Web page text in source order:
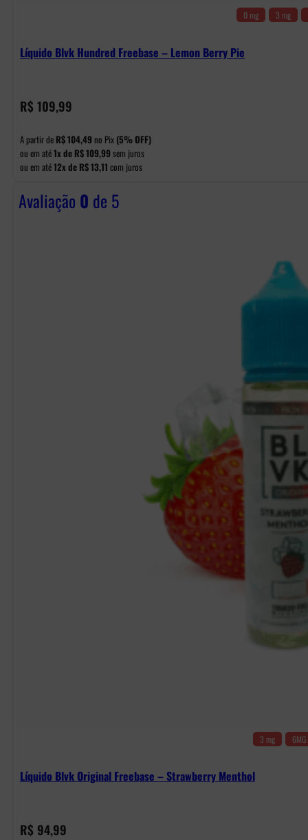
0 mg 3 mg
Líquido Blvk Hundred Freebase – Lemon Berry Pie
R$ 109,99
A partir de R$104,49 no Pix (5% OFF)
ou em até1x de R$109,99 sem juros
ou em até12x de R$13,11 com juros
Avaliação 0 de 5
3 mg 6MG
Líquido Blvk Original Freebase – Strawberry Menthol
R$ 94,99